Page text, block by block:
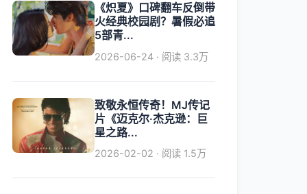
《炽夏》口碑翻车反倒带
火经典校园剧？暑假必追
5部青...
2026-06-24 · 阅读 3.3万
致敬永恒传奇！MJ传记
片《迈克尔·杰克逊：巨
星之路...
2026-02-02 · 阅读 1.5万